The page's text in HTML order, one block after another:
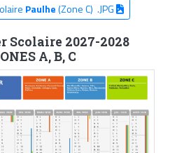
Paulhe(Zone C) .JPG
Scolaire 2027-2028
A, B, C